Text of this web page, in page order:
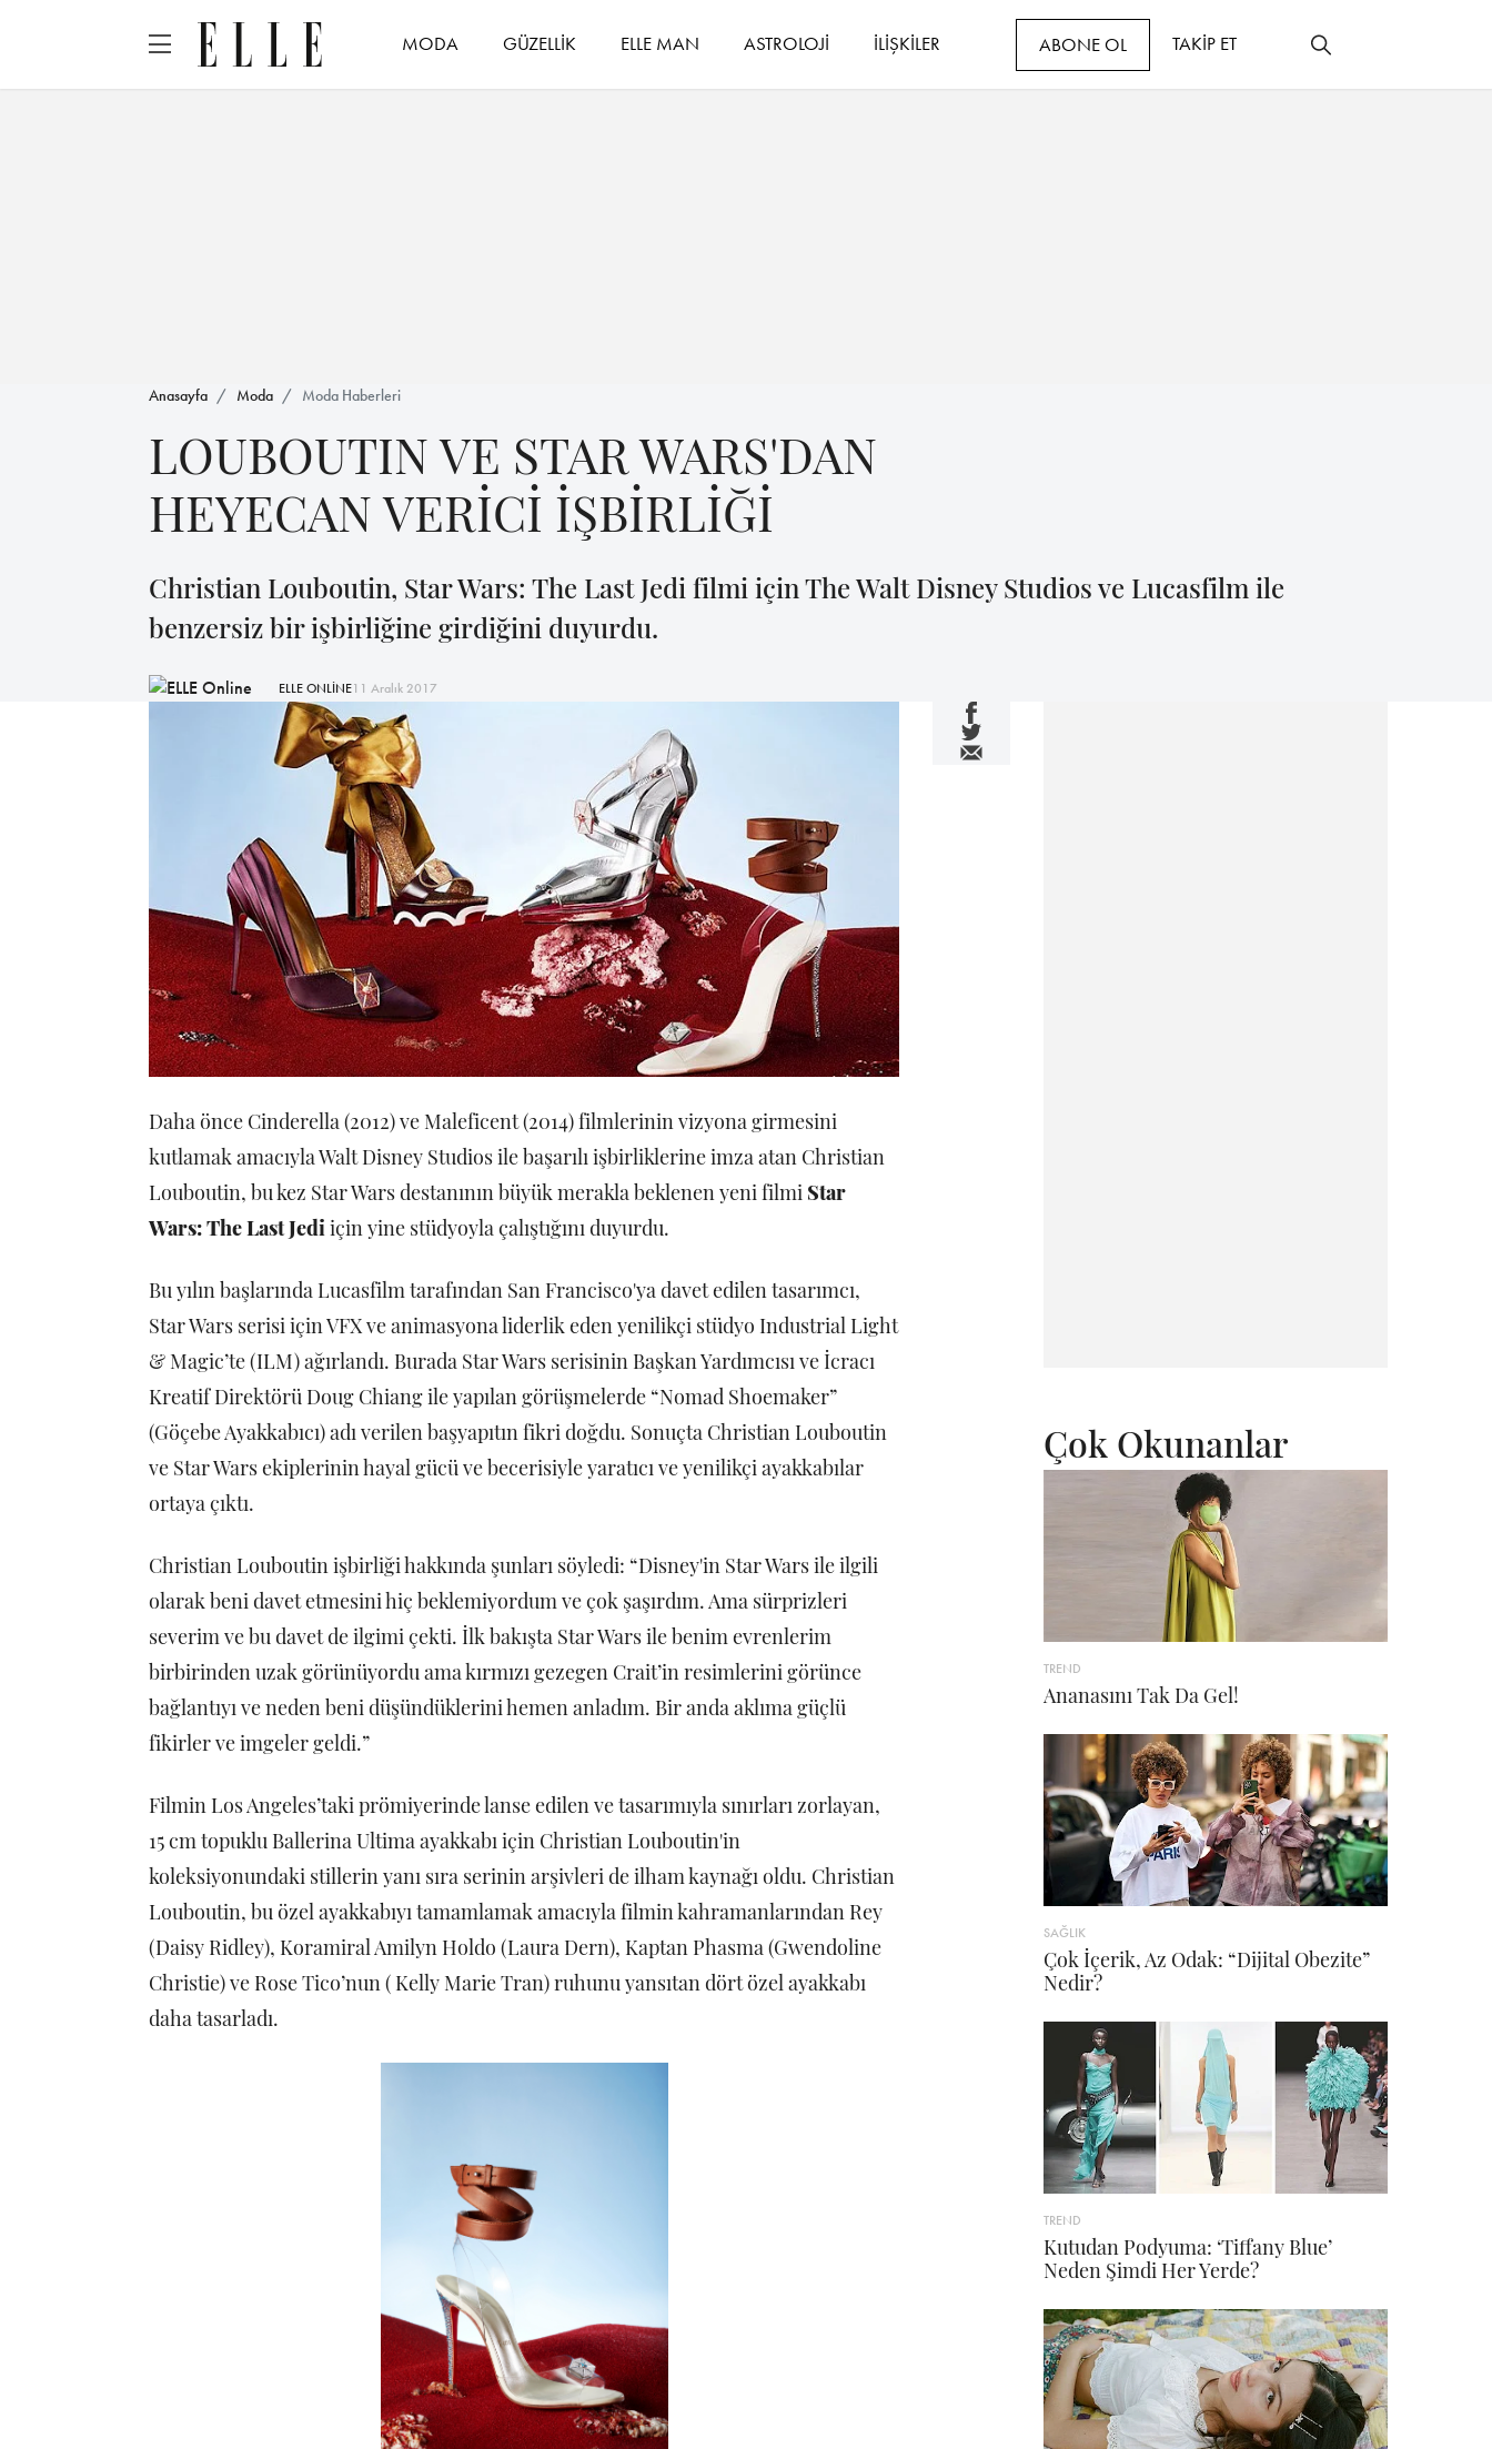
MODA GÜZELLİK ELLE MAN ASTROLOJİ İLİŞKİLER ABONE OL TAKİP ET
Anasayfa Moda Moda Haberleri
LOUBOUTIN VE STAR WARS'DAN
HEYECAN VERİCİ İŞBİRLİĞİ
Christian Louboutin, Star Wars: The Last Jedi filmi için The Walt Disney Studios ve Lucasfilm ile
benzersiz bir işbirliğine girdiğini duyurdu.
ELLE ONLİNE11 Aralık 2017
Daha önce Cinderella (2012) ve Maleficent (2014) filmlerinin vizyona girmesini
kutlamak amacıyla Walt Disney Studios ile başarılı işbirliklerine imza atan Christian
Louboutin, bu kez Star Wars destanının büyük merakla beklenen yeni filmi Star
Wars: The Last Jediiçin yine stüdyoyla çalıştığını duyurdu.
Bu yılın başlarında Lucasfilm tarafından San Francisco'ya davet edilen tasarımcı,
Star Wars serisi için VFX ve animasyona liderlik eden yenilikçi stüdyo Industrial Light
& Magic’te (ILM) ağırlandı. Burada Star Wars serisinin Başkan Yardımcısı ve İcracı
Kreatif Direktörü Doug Chiang ile yapılan görüşmelerde “Nomad Shoemaker”
(Göçebe Ayakkabıcı) adı verilen başyapıtın fikri doğdu. Sonuçta Christian Louboutin
ve Star Wars ekiplerinin hayal gücü ve becerisiyle yaratıcı ve yenilikçi ayakkabılar
ortaya çıktı.
Christian Louboutin işbirliği hakkında şunları söyledi: “Disney'in Star Wars ile ilgili
olarak beni davet etmesini hiç beklemiyordum ve çok şaşırdım. Ama sürprizleri
severim ve bu davet de ilgimi çekti. İlk bakışta Star Wars ile benim evrenlerim
birbirinden uzak görünüyordu ama kırmızı gezegen Crait’in resimlerini görünce
bağlantıyı ve neden beni düşündüklerini hemen anladım. Bir anda aklıma güçlü
fikirler ve imgeler geldi.”
Filmin Los Angeles’taki prömiyerinde lanse edilen ve tasarımıyla sınırları zorlayan,
15 cm topuklu Ballerina Ultima ayakkabı için Christian Louboutin'in
koleksiyonundaki stillerin yanı sıra serinin arşivleri de ilham kaynağı oldu. Christian
Louboutin, bu özel ayakkabıyı tamamlamak amacıyla filmin kahramanlarından Rey
(Daisy Ridley), Koramiral Amilyn Holdo (Laura Dern), Kaptan Phasma (Gwendoline
Christie) ve Rose Tico’nun ( Kelly Marie Tran) ruhunu yansıtan dört özel ayakkabı
daha tasarladı.
Çok Okunanlar
TREND
Ananasını Tak Da Gel!
SAĞLIK
Çok İçerik, Az Odak: “Dijital Obezite”
Nedir?
TREND
Kutudan Podyuma: ‘Tiffany Blue’
Neden Şimdi Her Yerde?